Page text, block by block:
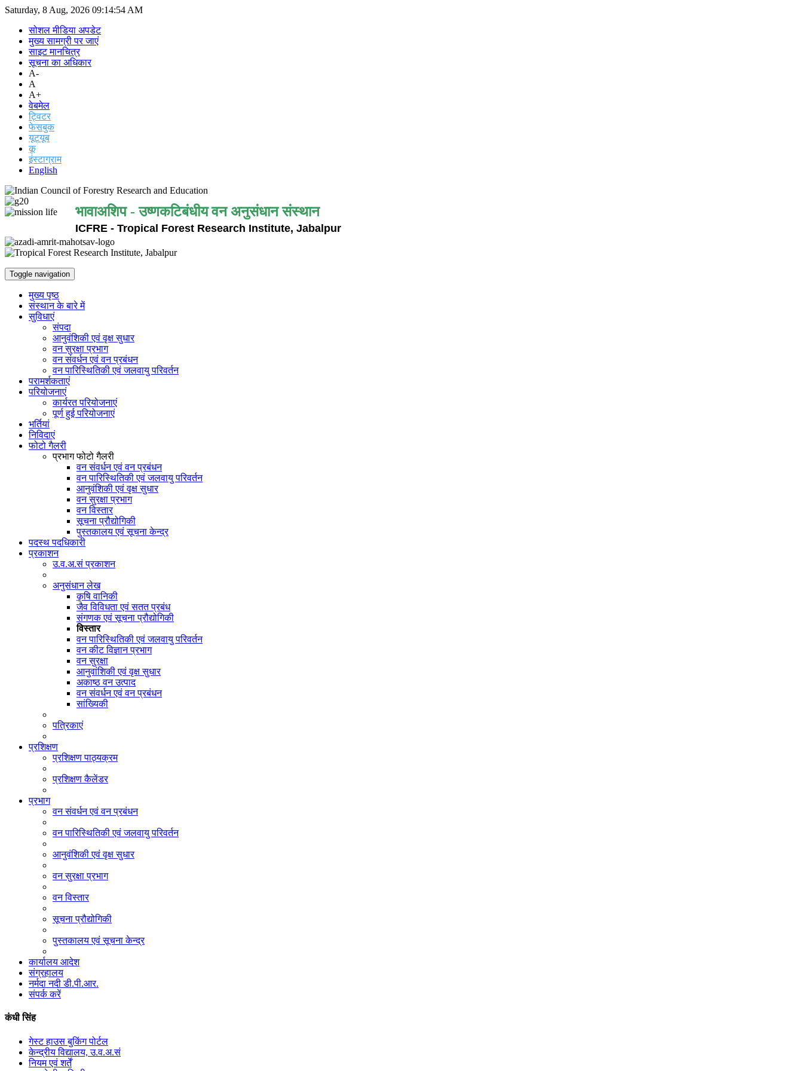
Saturday, 8 Aug, 2026 09:14:54 AM
सोशल मीडिया अपडेट
मुख्य सामग्री पर जाएं
साइट मानचित्र
सूचना का अधिकार
A-
A
A+
वेबमेल
ट्विटर
फेसबुक
यूट्यूब
कू
इंस्टाग्राम
English
भावाअशिप - उष्णकटिबंधीय वन अनुसंधान संस्थान
ICFRE - Tropical Forest Research Institute, Jabalpur
Toggle navigation
मुख्य पृष्ठ
संस्थान के बारे में
सुविधाएं
संपदा
आनुवंशिकी एवं वृक्ष सुधार
वन सुरक्षा प्रभाग
वन संवर्धन एवं वन प्रबंधन
वन पारिस्थितिकी एवं जलवायु परिवर्तन
परामर्शकताएं
परियोजनाएं
कार्यरत परियोजनाएं
पूर्ण हुई परियोजनाएं
भर्तियां
निविदाएं
फोटो गैलरी
प्रभाग फोटो गैलरी
वन संवर्धन एवं वन प्रबंधन
वन पारिस्थितिकी एवं जलवायु परिवर्तन
आनुवंशिकी एवं वृक्ष सुधार
वन सुरक्षा प्रभाग
वन विस्तार
सूचना प्रौद्योगिकी
पुस्तकालय एवं सूचना केन्द्र
पदस्थ पदधिकारी
प्रकाशन
उ.व.अ.सं प्रकाशन
अनुसंधान लेख
कृषि वानिकी
जैव विविधता एवं सतत प्रबंध
संगणक एवं सूचना प्रौद्योगिकी
विस्तार
वन पारिस्थितिकी एवं जलवायु परिवर्तन
वन कीट विज्ञान प्रभाग
वन सुरक्षा
आनुवांशिकी एवं वृक्ष सुधार
अकाष्ठ वन उत्पाद
वन संवर्धन एवं वन प्रबंधन
सांख्यिकी
पत्रिकाएं
प्रशिक्षण
प्रशिक्षण पाठ्यक्रम
प्रशिक्षण कैलेंडर
प्रभाग
वन संवर्धन एवं वन प्रबंधन
वन पारिस्थितिकी एवं जलवायु परिवर्तन
आनुवंशिकी एवं वृक्ष सुधार
वन सुरक्षा प्रभाग
वन विस्तार
सूचना प्रौद्योगिकी
पुस्तकालय एवं सूचना केन्द्र
कार्यालय आदेश
संग्रहालय
नर्मदा नदी डी.पी.आर.
संपर्क करें
कंधी सिंह
गेस्ट हाउस बुकिंग पोर्टल
केन्द्रीय विद्यालय, उ.व.अ.सं
नियम एवं शर्तें